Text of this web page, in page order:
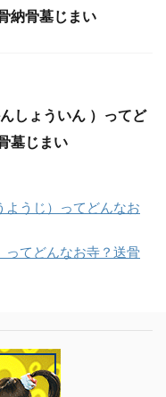
納骨墓じまい
しょういん ）ってど
墓じまい
ようじ）ってどんなお
てどんなお寺？送骨